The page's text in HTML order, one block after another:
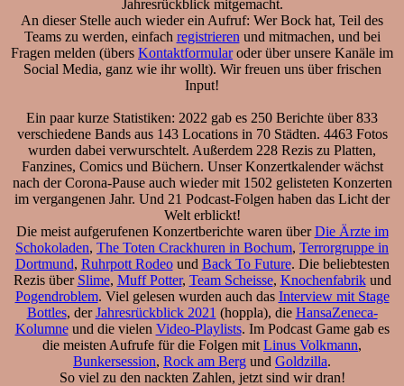
Jahresrückblick mitgemacht.
An dieser Stelle auch wieder ein Aufruf: Wer Bock hat, Teil des
Teams zu werden, einfach registrieren und mitmachen, und bei
Fragen melden (übers Kontaktformularoder über unsere Kanäle im
Social Media, ganz wie ihr wollt). Wir freuen uns über frischen
Input!
Ein paar kurze Statistiken: 2022 gab es 250 Berichte über 833
verschiedene Bands aus 143 Locations in 70 Städten. 4463 Fotos
wurden dabei verwurschtelt. Außerdem 228 Rezis zu Platten,
Fanzines, Comics und Büchern. Unser Konzertkalender wächst
nach der Corona-Pause auch wieder mit 1502 gelisteten Konzerten
im vergangenen Jahr. Und 21 Podcast-Folgen haben das Licht der
Welt erblickt!
Die meist aufgerufenen Konzertberichte waren überDie Ärzte im
Schokoladen, The Toten Crackhuren in Bochum, Terrorgruppe in
Dortmund, Ruhrpott Rodeound Back To Future. Die beliebtesten
Rezis über Slime, Muff Potter, Team Scheisse, Knochenfabrikund
Pogendroblem. Viel gelesen wurden auch das Interview mit Stage
Bottles, derJahresrückblick 2021 (hoppla), die HansaZeneca-
Kolumneund die vielen Video-Playlists. Im Podcast Game gab es
die meisten Aufrufe für die Folgen mit Linus Volkmann,
Bunkersession, Rock am Berg und Goldzilla.
So viel zu den nackten Zahlen, jetzt sind wir dran!